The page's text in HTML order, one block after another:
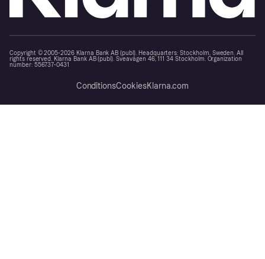
Copyright © 2005-2026 Klarna Bank AB (publ). Headquarters: Stockholm, Sweden. All
rights reserved. Klarna Bank AB (publ). Sveavägen 46, 111 34 Stockholm. Organization
number: 556737-0431
ConditionsCookiesKlarna.com